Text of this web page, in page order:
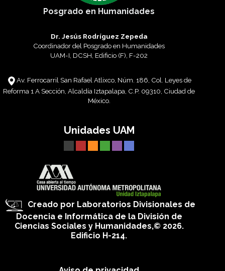
Posgrado en Humanidades
Dr. Jesús Rodríguez Zepeda
Coordinador del Posgrado en Humanidades
UAM-I, DCSH, Edificio (F), F-202
Av. Ferrocarril San Rafael Atlixco, Núm. 186, Col. Leyes de
Reforma 1 A Sección, Alcaldía Iztapalapa, C.P. 09310, Ciudad de
México.
Unidades UAM
Creado por Laboratorios Divisionales de
Docencia e Informática de la División de
Ciencias Sociales y Humanidades,© 2026.
Edificio H-214.